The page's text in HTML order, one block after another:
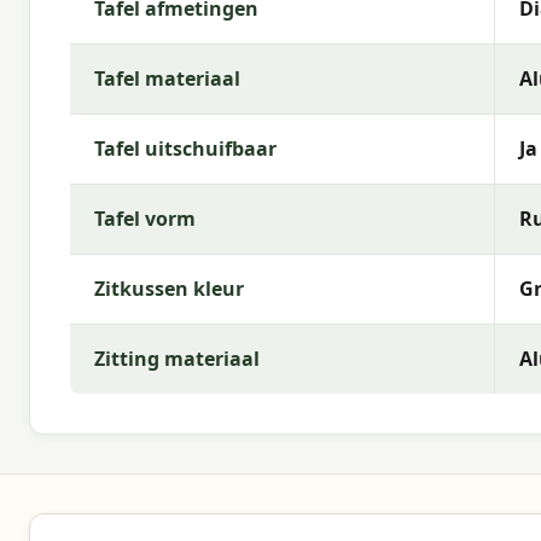
Kontaktieren Sie uns gerne. Unser Expertenteam
Warum Boender Outdoor?
Bei Boender Outdoor wählen Sie Gartenmöbel, die
Produkte, schnelle Lieferung und fachkundige
Tafel afmetingen
Tafel materiaal
Tafel uitschuifbaar Ja
Tafel vorm
Zitkussen kleur
Zitting materiaal